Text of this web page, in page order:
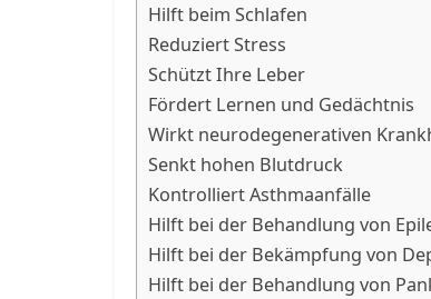
Hilft beim Schlafen
Reduziert Stress
Schützt Ihre Leber
Fördert Lernen und Gedächtnis
Wirkt neurodegenerativen
Senkt hohen Blutdruck
Kontrolliert Asthmaanfälle
Hilft bei der Behandlung von
Hilft bei der Bekämpfung von
Hilft bei der Behandlung von